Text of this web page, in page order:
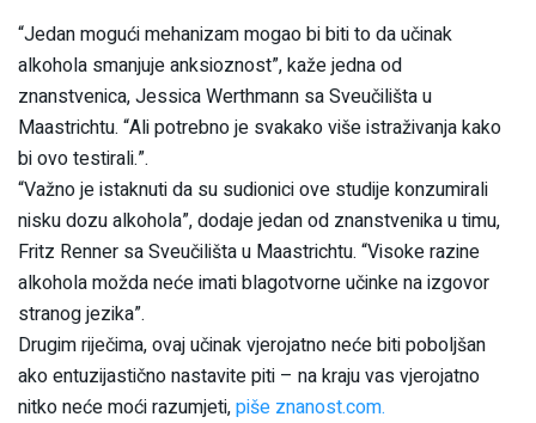
“Jedan mogući mehanizam mogao bi biti to da učinak
alkohola smanjuje anksioznost”, kaže jedna od
znanstvenica, Jessica Werthmann sa Sveučilišta u
Maastrichtu. “Ali potrebno je svakako više istraživanja kako
bi ovo testirali.”.
“Važno je istaknuti da su sudionici ove studije konzumirali
nisku dozu alkohola”, dodaje jedan od znanstvenika u timu,
Fritz Renner sa Sveučilišta u Maastrichtu. “Visoke razine
alkohola možda neće imati blagotvorne učinke na izgovor
stranog jezika”.
Drugim riječima, ovaj učinak vjerojatno neće biti poboljšan
ako entuzijastično nastavite piti – na kraju vas vjerojatno
nitko neće moći razumjeti,piše znanost.com.